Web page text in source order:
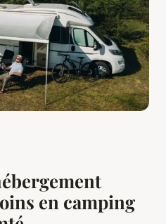
en camping